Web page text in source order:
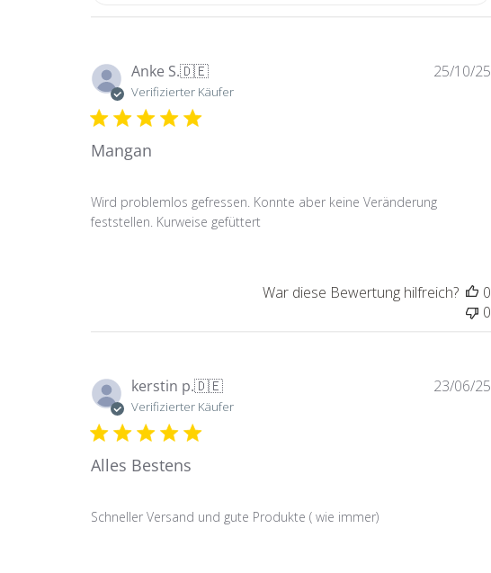
Anke S.🇩🇪
Verifizierter Käufer
Mangan
Wird problemlos gefressen. Konnte aber keine Veränderung
feststellen. Kurweise gefüttert
25/10/25
War diese Bewertung hilfreich?
0
0
kerstin p.🇩🇪
Verifizierter Käufer
Alles Bestens
Schneller Versand und gute Produkte ( wie immer)
23/06/25